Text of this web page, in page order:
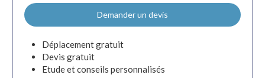
Demander un devis
Déplacement gratuit
Devis gratuit
Etude et conseils personnalisés